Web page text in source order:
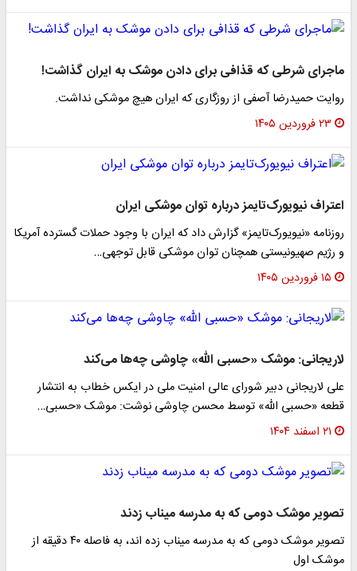
ماجرای شرطی که قذافی برای دادن موشک به ایران گذاشت!
روایت حمیدرضا آصفی از روزگاری که ایران هیچ موشکی نداشت.
۲۳ فروردین ۱۴۰۵
اعتراف نیویورک‌تایمز درباره توان موشکی ایران
روزنامه «نیویورک‌تایمز» گزارش داد که ایران با وجود حملات گسترده آمریکا
و رژیم صهیونیستی همچنان توان موشکی قابل توجهی…
۱۵ فروردین ۱۴۰۵
لاریجانی: موشک «حسبی الله» چاوشی چه‌ها می‌کند
علی لاریجانی دبیر شورای عالی امنیت ملی در ایکس خطاب به انتشار
قطعه «حسبی الله» توسط محسن چاوشی نوشت: ‌‎موشک «حسبی…
۲۱ اسفند ۱۴۰۴
تصویر موشک دومی که به مدرسه میناب زدند
تصویر موشک دومی که به مدرسه میناب زده اند، به فاصله ۴۰ دقیقه از
موشک اول